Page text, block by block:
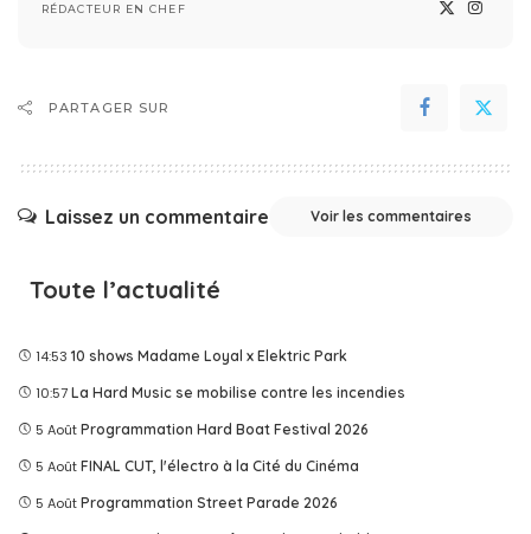
RÉDACTEUR EN CHEF
PARTAGER SUR
Laissez un commentaire Voir les commentaires
Toute l’actualité
14:53 10 shows Madame Loyal x Elektric Park
10:57 La Hard Music se mobilise contre les incendies
5 Août Programmation Hard Boat Festival 2026
5 Août FINAL CUT, l'électro à la Cité du Cinéma
5 Août Programmation Street Parade 2026